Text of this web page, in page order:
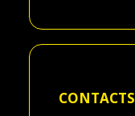
CONTACTS